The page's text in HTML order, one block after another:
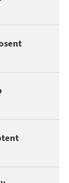
à Pénestin
de Pénestin,
à
Selon les
à Pénestin
se faire des
à Pénestin :
d'un lac ou